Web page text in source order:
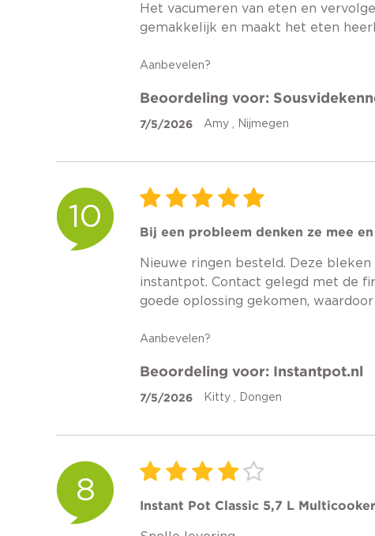
Het vacumeren van eten en
gemakkelijk en maakt het eten
Aanbevelen?
Beoordeling voor:
7/5/2026 Amy , Nijmegen
10 Bij een probleem denken ze mee
Nieuwe ringen besteld. Deze
instantpot. Contact gelegd met de
goede oplossing gekomen,
Aanbevelen?
Beoordeling voor: Instantpot.nl
7/5/2026 Kitty , Dongen
8 Instant Pot Classic 5,7 L